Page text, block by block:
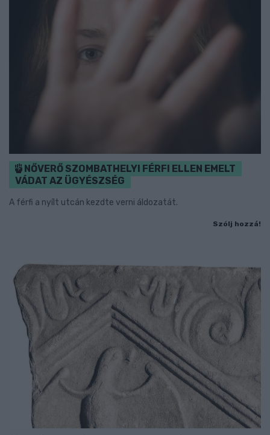
NŐVERŐ SZOMBATHELYI FÉRFI ELLEN EMELT
VÁDAT AZ ÜGYÉSZSÉG
A férfi a nyílt utcán kezdte verni áldozatát.
Szólj hozzá!